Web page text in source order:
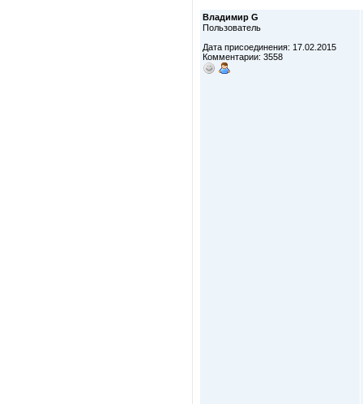
Владимир G
Пользователь
Дата присоединения: 17.02.2015
Комментарии: 3558